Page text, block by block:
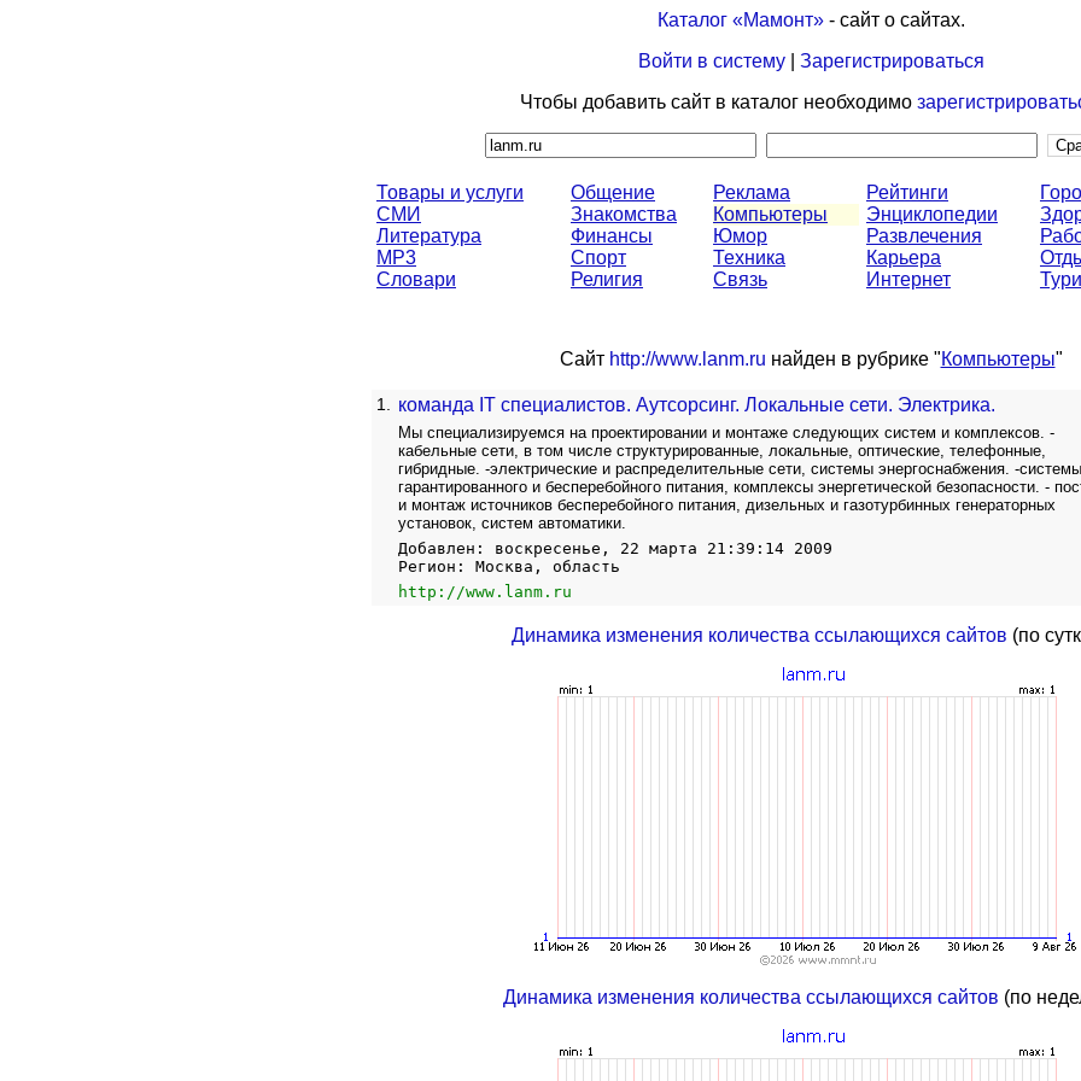
Каталог «Мамонт»- сайт о сайтах.
Войти в систему| Зарегистрироваться
Чтобы добавить сайт в каталог необходимо
Товары и услуги
СМИ
Литература
MP3
Словари
Общение
Знакомства
Финансы
Спорт
Религия
Реклама
Компьютеры
Юмор
Техника
Связь
Рейтинги
Энциклопедии
Развлечения
Карьера
Интернет
Сайт http://www.lanm.ru найден в рубрике "Компьютеры"
1. команда IT специалистов. Аутсорсинг. Локальные сети. Электрика.
Мы специализируемся на проектировании и монтаже следующих систем и комплексов. -
кабельные сети, в том числе структурированные, локальные, оптические, телефонные,
гибридные. -электрические и распределительные сети, системы энергоснабжения. -системы
гарантированного и бесперебойного питания, комплексы энергетической безопасности. -
и монтаж источников бесперебойного питания, дизельных и газотурбинных генераторных
установок, систем автоматики.
Добавлен: воскресенье, 22 марта 21:39:14 2009
Регион: Москва, область
http://www.lanm.ru
Динамика изменения количества ссылающихся сайтов (по
Динамика изменения количества ссылающихся сайтов (по